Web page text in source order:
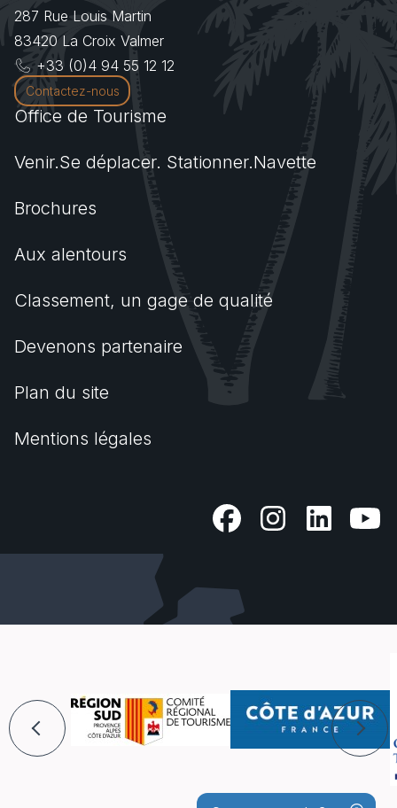
287 Rue Louis Martin
83420 La Croix Valmer
+33 (0)4 94 55 12 12
Contactez-nous
Office de Tourisme
Venir.Se déplacer. Stationner.Navette
Brochures
Aux alentours
Classement, un gage de qualité
Devenons partenaire
Plan du site
Mentions légales